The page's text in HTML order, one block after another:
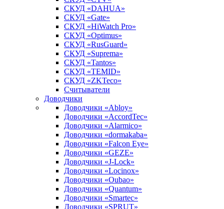
СКУД «DAHUA»
СКУД «Gate»
СКУД «HiWatch Pro»
СКУД «Optimus»
СКУД «RusGuard»
СКУД «Suprema»
СКУД «Tantos»
СКУД «TEMID»
СКУД «ZKTeco»
Считыватели
Доводчики
Доводчики «Abloy»
Доводчики «AccordTec»
Доводчики «Alarmico»
Доводчики «dormakaba»
Доводчики «Falcon Eye»
Доводчики «GEZE»
Доводчики «J-Lock»
Доводчики «Locinox»
Доводчики «Oubao»
Доводчики «Quantum»
Доводчики «Smartec»
Доводчики «SPRUT»